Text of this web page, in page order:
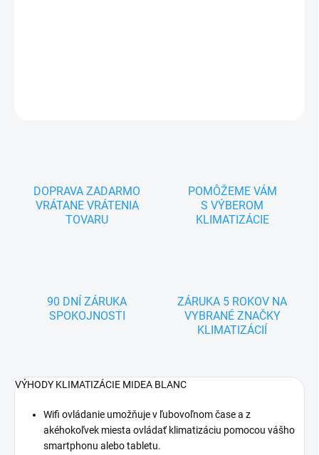
DOPRAVA ZADARMO
VRÁTANE VRÁTENIA
TOVARU
POMÔŽEME VÁM
S VÝBEROM
KLIMATIZÁCIE
90 DNÍ ZÁRUKA
SPOKOJNOSTI
ZÁRUKA 5 ROKOV NA
VYBRANÉ ZNAČKY
KLIMATIZÁCIÍ
VÝHODY KLIMATIZÁCIE MIDEA BLANC
Wifi ovládanie umožňuje v ľubovoľnom čase a z
akéhokoľvek miesta ovládať klimatizáciu pomocou vášho
smartphonu alebo tabletu.